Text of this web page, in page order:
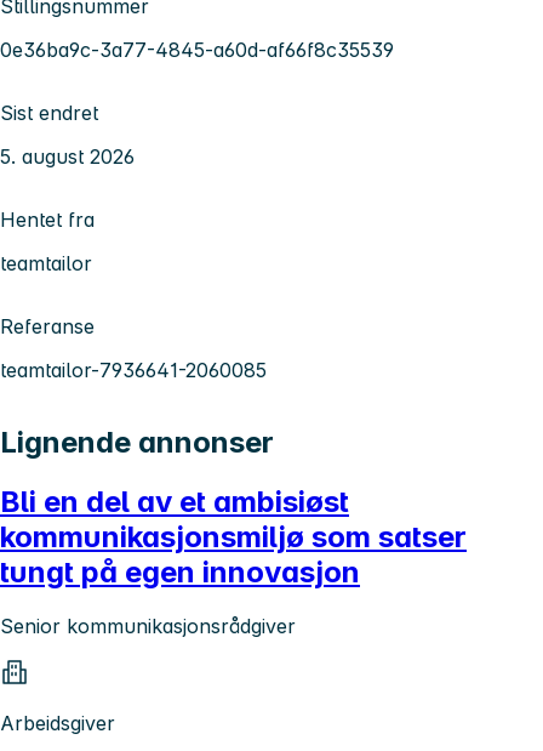
Stillingsnummer
0e36ba9c-3a77-4845-a60d-af66f8c35539
Sist endret
5. august 2026
Hentet fra
teamtailor
Referanse
teamtailor-7936641-2060085
Lignende annonser
Bli en del av et ambisiøst
kommunikasjonsmiljø som satser
tungt på egen innovasjon
Senior kommunikasjonsrådgiver
Arbeidsgiver